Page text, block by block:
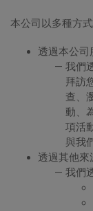
本公司以多種方
透過本公司
我們
拜訪
查、
動、
項活
與我
透過其他來
我們